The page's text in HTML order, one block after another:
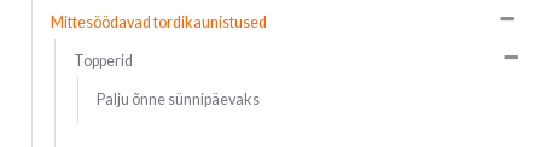
Mittesöödavad tordikaunistused
Topperid
Palju õnne sünnipäevaks